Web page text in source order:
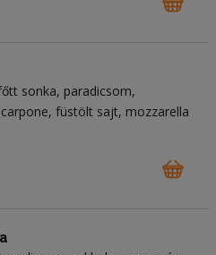
sonka paradicsom
füstölt sajt mozzarella